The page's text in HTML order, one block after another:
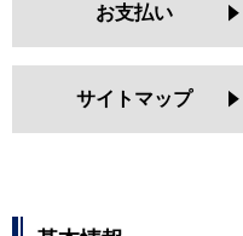
お支払い
サイトマップ